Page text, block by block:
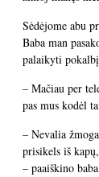
Sėdėjome abu
Baba man
palaikyti
– Mačiau per
pas mus kodėl
– Nevalia
prisikels iš
– paaiškino